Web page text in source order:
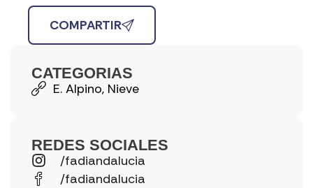
COMPARTIR
CATEGORIAS
E. Alpino, Nieve
REDES SOCIALES
/fadiandalucia
/fadiandalucia